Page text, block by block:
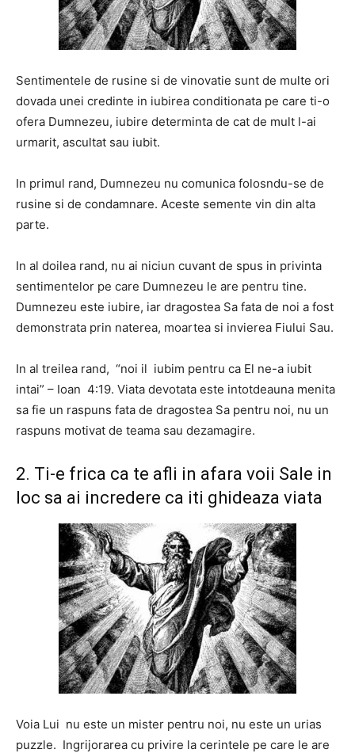
Sentimentele de rusine si de vinovatie sunt de multe ori
dovada unei credinte in iubirea conditionata pe care ti-o
ofera Dumnezeu, iubire determinta de cat de mult l-ai
urmarit, ascultat sau iubit.
In primul rand, Dumnezeu nu comunica folosndu-se de
rusine si de condamnare. Aceste semente vin din alta
parte.
In al doilea rand, nu ai niciun cuvant de spus in privinta
sentimentelor pe care Dumnezeu le are pentru tine.
Dumnezeu este iubire, iar dragostea Sa fata de noi a fost
demonstrata prin naterea, moartea si invierea Fiului Sau.
In al treilea rand, “noi il iubim pentru ca El ne-a iubit
intai” – Ioan 4:19. Viata devotata este intotdeauna menita
sa fie un raspuns fata de dragostea Sa pentru noi, nu un
raspuns motivat de teama sau dezamagire.
2. Ti-e frica ca te afli in afara voii Sale in
loc sa ai incredere ca iti ghideaza viata
Voia Lui nu este un mister pentru noi, nu este un urias
puzzle. Ingrijorarea cu privire la cerintele pe care le are